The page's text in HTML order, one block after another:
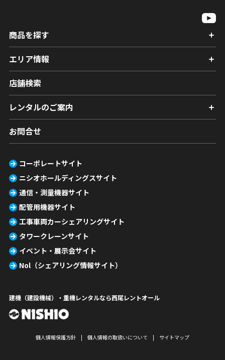
商品を探す
エリア情報
店舗検索
レンタルのご案内
お問合せ
コーポレートサイト
ニシオホールディングスサイト
通信・測量機器サイト
配管用機器サイト
工事車両カーシェアリングサイト
タワークレーンサイト
イベント・展示会サイト
Nol（シェアリング情報サイト）
建機（建設機械）・重機レンタルなら西尾レントオール
個人情報保護方針 個人情報の取扱いについて サイトマップ